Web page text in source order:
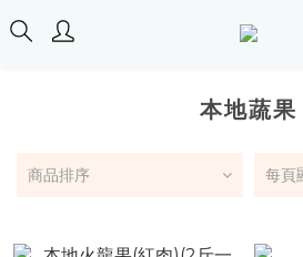
本地蔬果
商品排序 每頁